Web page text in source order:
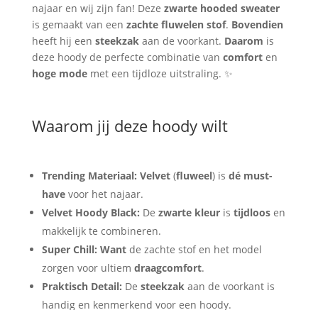
najaar en wij zijn fan! Deze zwarte hooded sweater
is gemaakt van een zachte fluwelen stof. Bovendien
heeft hij een steekzak aan de voorkant. Daarom is
deze hoody de perfecte combinatie van comforten
hoge modemet een tijdloze uitstraling. ✨
Waarom jij deze hoody wilt
Trending Materiaal: Velvet(fluweel) is dé must-
havevoor het najaar.
Velvet Hoody Black: De zwarte kleuris tijdloosen
makkelijk te combineren.
Super Chill: Wantde zachte stof en het model
zorgen voor ultiem draagcomfort.
Praktisch Detail: De steekzak aan de voorkant is
handig en kenmerkend voor een hoody.